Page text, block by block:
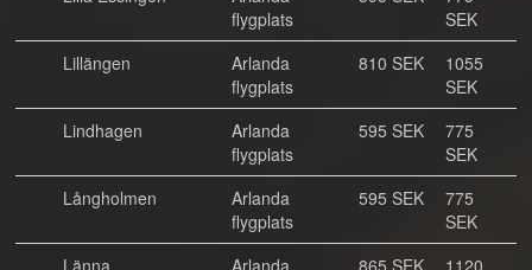
flygplats
SEK
Lillängen
Arlanda
flygplats
810 SEK
1055
SEK
Lindhagen
Arlanda
flygplats
595 SEK
775
SEK
Långholmen
Arlanda
flygplats
595 SEK
775
SEK
Länna
Arlanda 865 SEK 1120